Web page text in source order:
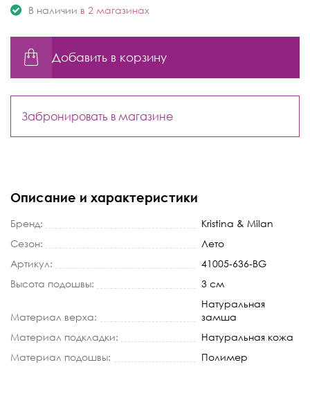
В наличии в 2 магазинах
Добавить в корзину
Забронировать в магазине
Описание и характеристики
Бренд:
Kristina & Milan
Сезон:
Лето
Артикул:
41005-636-BG
Высота подошвы:
3 см
Материал верха:
Натуральная
замша
Материал подкладки:
Натуральная кожа
Материал подошвы:
Полимер